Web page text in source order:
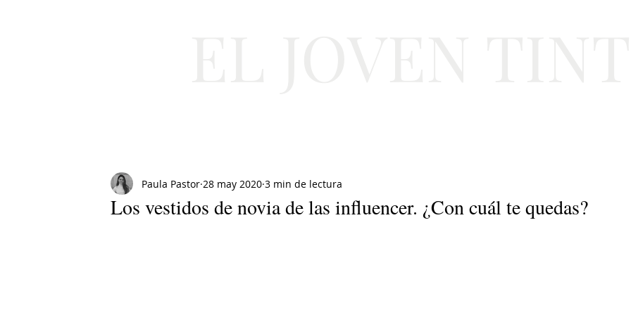
Los vestidos de novia de las influencer. ¿Con cuál te quedas?
Paula Pastor 28 may 2020 3 min de lectura